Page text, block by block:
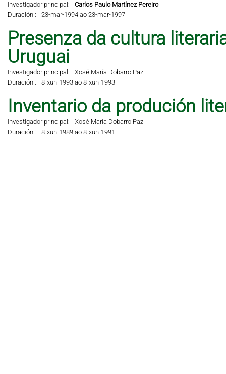
Investigador principal:
Carlos Paulo Martínez Pereiro
Duración :
23-mar-1994 ao 23-mar-1997
Presenza da cultura
Uruguai
Investigador principal:
Xosé María Dobarro Paz
Duración :
8-xun-1993 ao 8-xun-1993
Inventario da produción
Investigador principal:
Xosé María Dobarro Paz
Duración :
8-xun-1989 ao 8-xun-1991